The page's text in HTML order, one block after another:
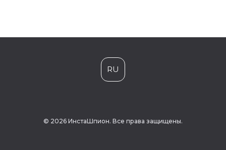
RU
© 2026 ИнстаШпион. Все права защищены.